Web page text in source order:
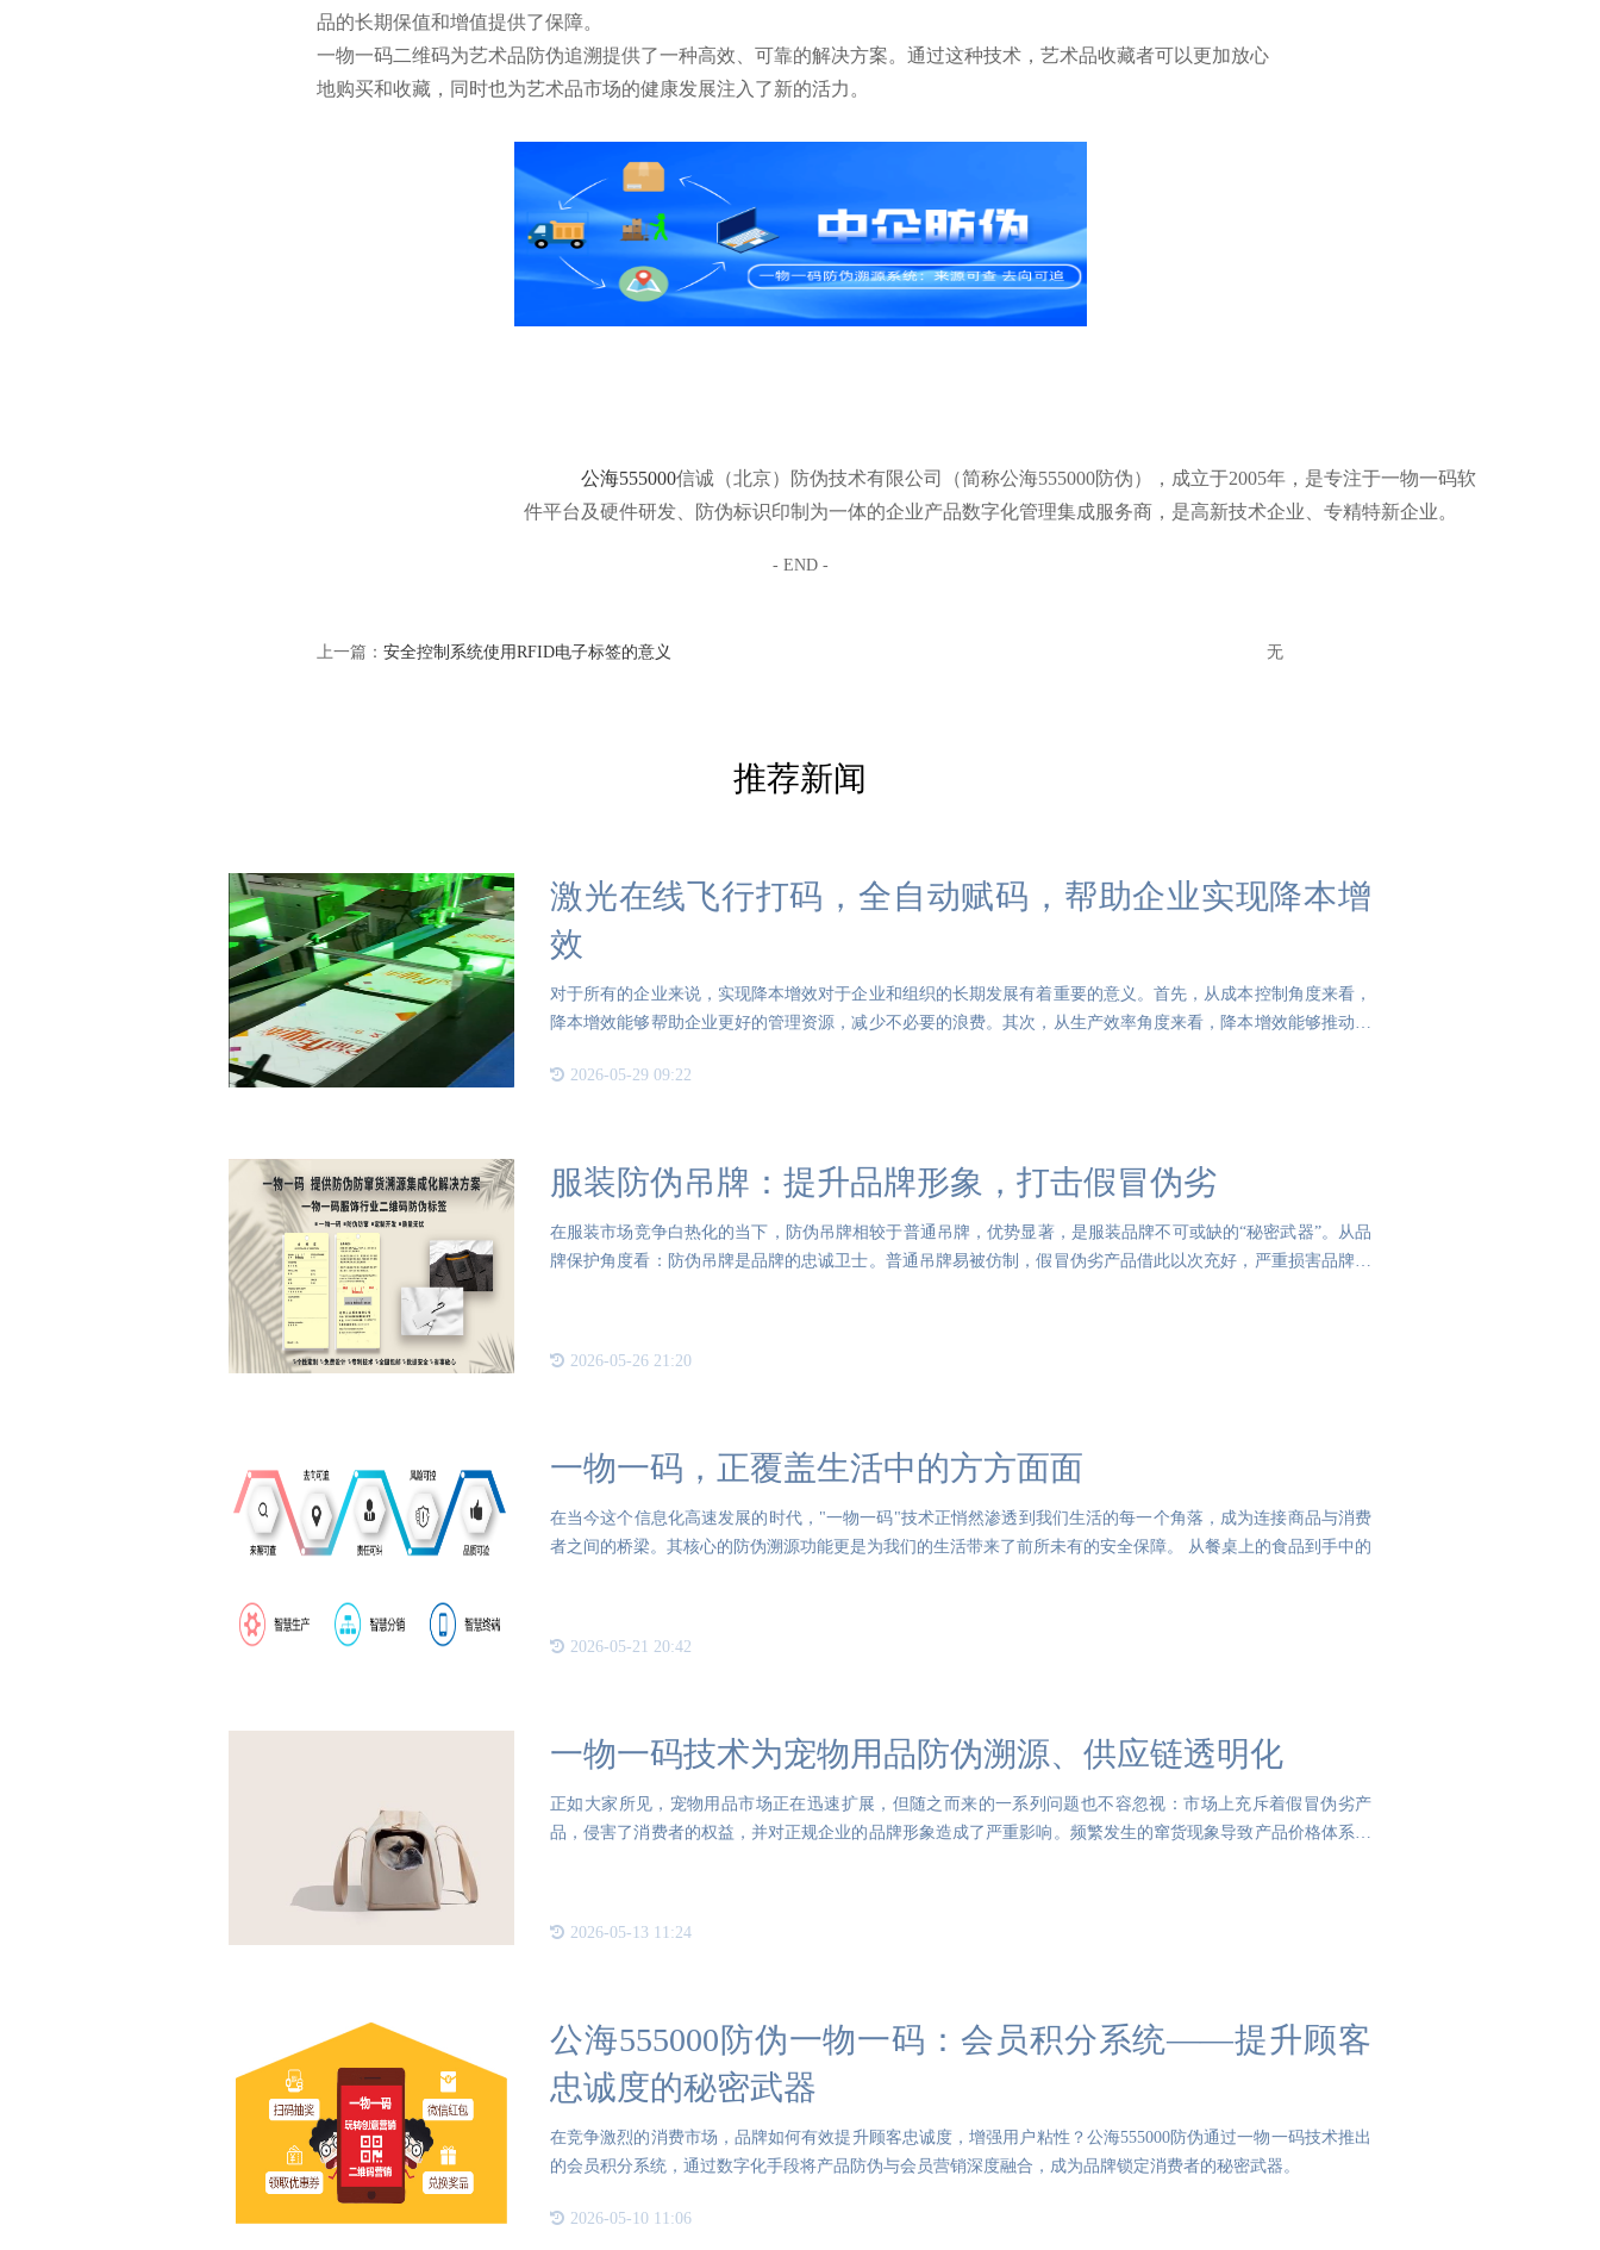
品的长期保值和增值提供了保障。
一物一码二维码为艺术品防伪追溯提供了一种高效、可靠的解决方案。通过这种技术，艺术品收藏者可以更加放心
地购买和收藏，同时也为艺术品市场的健康发展注入了新的活力。
公海555000信诚（北京）防伪技术有限公司（简称公海555000防伪），成立于2005年，是专注于一物一码软
件平台及硬件研发、防伪标识印制为一体的企业产品数字化管理集成服务商，是高新技术企业、专精特新企业。
- END -
上一篇： 安全控制系统使用RFID电子标签的意义 无
推荐新闻
激光在线飞行打码，全自动赋码，帮助企业实现降本增
效
对于所有的企业来说，实现降本增效对于企业和组织的长期发展有着重要的意义。首先，从成本控制角度来看，
降本增效能够帮助企业更好的管理资源，减少不必要的浪费。其次，从生产效率角度来看，降本增效能够推动企
2026-05-29 09:22
服装防伪吊牌：提升品牌形象，打击假冒伪劣
在服装市场竞争白热化的当下，防伪吊牌相较于普通吊牌，优势显著，是服装品牌不可或缺的“秘密武器”。从品
牌保护角度看：防伪吊牌是品牌的忠诚卫士。普通吊牌易被仿制，假冒伪劣产品借此以次充好，严重损害品牌形
2026-05-26 21:20
一物一码，正覆盖生活中的方方面面
在当今这个信息化高速发展的时代，"一物一码"技术正悄然渗透到我们生活的每一个角落，成为连接商品与消费
者之间的桥梁。其核心的防伪溯源功能更是为我们的生活带来了前所未有的安全保障。 从餐桌上的食品到手中的
2026-05-21 20:42
一物一码技术为宠物用品防伪溯源、供应链透明化
正如大家所见，宠物用品市场正在迅速扩展，但随之而来的一系列问题也不容忽视：市场上充斥着假冒伪劣产
品，侵害了消费者的权益，并对正规企业的品牌形象造成了严重影响。频繁发生的窜货现象导致产品价格体系混
2026-05-13 11:24
公海555000防伪一物一码：会员积分系统——提升顾客
忠诚度的秘密武器
在竞争激烈的消费市场，品牌如何有效提升顾客忠诚度，增强用户粘性？公海555000防伪通过一物一码技术推出
的会员积分系统，通过数字化手段将产品防伪与会员营销深度融合，成为品牌锁定消费者的秘密武器。
2026-05-10 11:06